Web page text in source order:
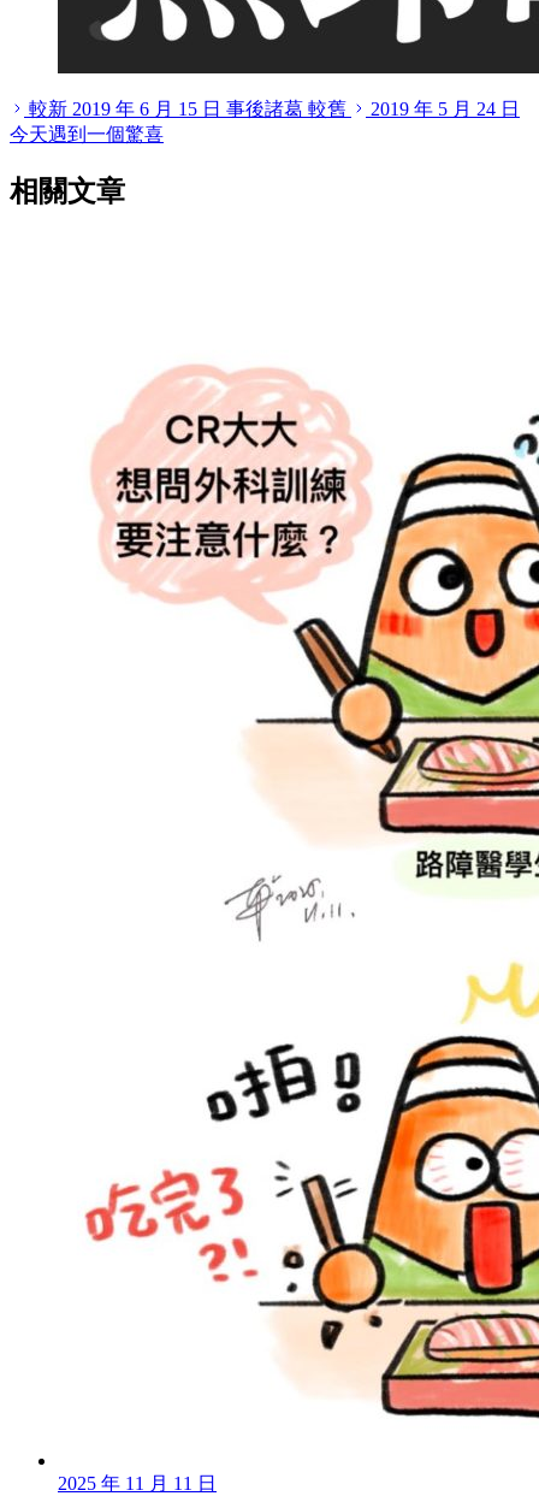
較新 2019 年 6 月 15 日 事後諸葛 較舊
2019 年 5 月 24 日
今天遇到一個驚喜
相關文章
2025 年 11 月 11 日